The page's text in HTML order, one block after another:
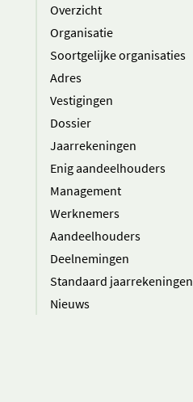
Overzicht
Organisatie
Soortgelijke organisaties
Adres
Vestigingen
Dossier
Jaarrekeningen
Enig aandeelhouders
Management
Werknemers
Aandeelhouders
Deelnemingen
Standaard jaarrekeningen
Nieuws